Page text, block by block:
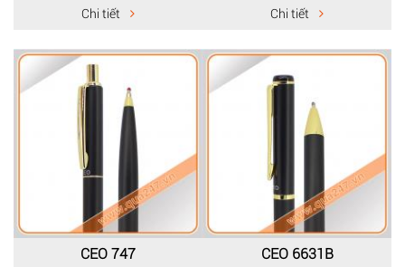
Chi tiết Chi tiết
CEO 747 CEO 6631B